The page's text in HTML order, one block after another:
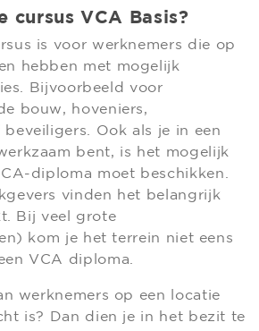
cursus VCA Basis?
is voor werknemers die op
hebben met mogelijk
Bijvoorbeeld voor
bouw, hoveniers,
beveiligers. Ook als je in een
bent, is het mogelijk
diploma moet beschikken.
vinden het belangrijk
Bij veel grote
kom je het terrein niet eens
VCA diploma.
werknemers op een locatie
is? Dan dien je in het bezit te